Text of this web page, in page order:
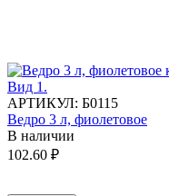
АРТИКУЛ: Б0115
Ведро 3 л, фиолетовое
В наличии
102.60 ₽